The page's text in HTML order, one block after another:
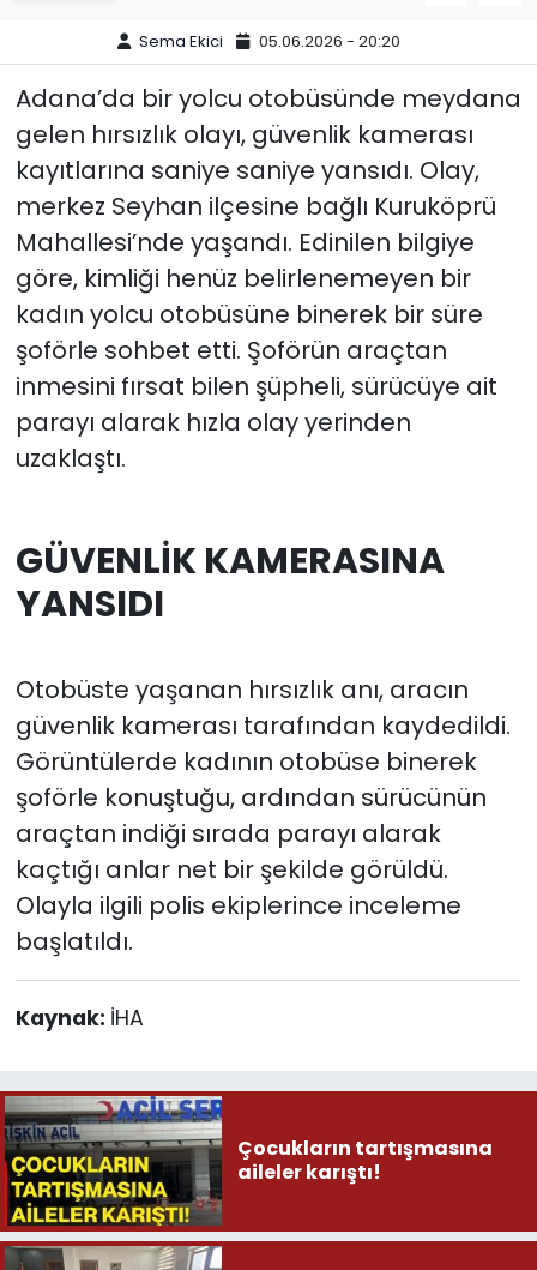
Sema Ekici 05.06.2026 - 20:20
Adana’da bir yolcu otobüsünde meydana
gelen hırsızlık olayı, güvenlik kamerası
kayıtlarına saniye saniye yansıdı. Olay,
merkez Seyhan ilçesine bağlı Kuruköprü
Mahallesi’nde yaşandı. Edinilen bilgiye
göre, kimliği henüz belirlenemeyen bir
kadın yolcu otobüsüne binerek bir süre
şoförle sohbet etti. Şoförün araçtan
inmesini fırsat bilen şüpheli, sürücüye ait
parayı alarak hızla olay yerinden
uzaklaştı.
GÜVENLİK KAMERASINA
YANSIDI
Otobüste yaşanan hırsızlık anı, aracın
güvenlik kamerası tarafından kaydedildi.
Görüntülerde kadının otobüse binerek
şoförle konuştuğu, ardından sürücünün
araçtan indiği sırada parayı alarak
kaçtığı anlar net bir şekilde görüldü.
Olayla ilgili polis ekiplerince inceleme
başlatıldı.
Kaynak: İHA
Çocukların tartışmasına
aileler karıştı!